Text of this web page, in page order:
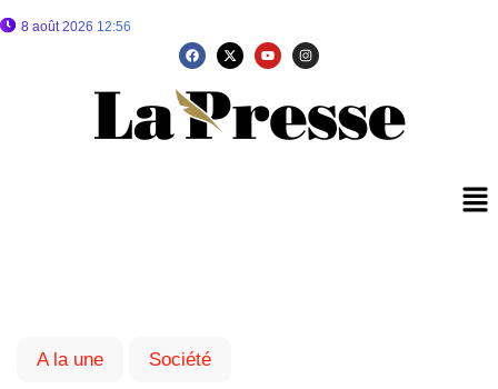
8 août 2026 12:56
A la une Société